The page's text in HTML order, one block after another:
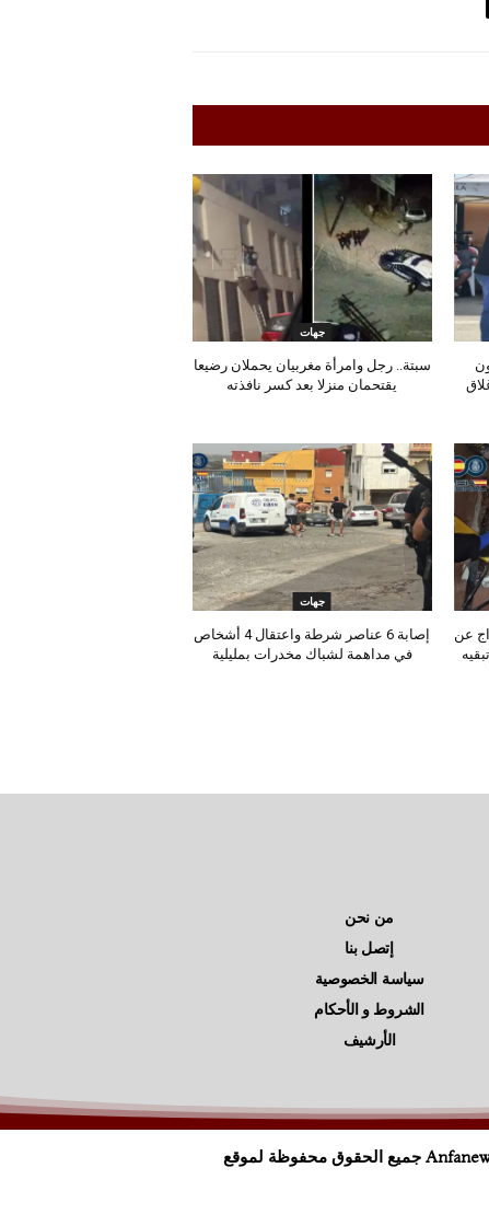
جهات
سبتة.. رجل وامرأة مغربيان يحملان رضيعا
يقتحمان منزلا بعد كسر نافذته
عن
جهات
إصابة 6 عناصر شرطة واعتقال 4 أشخاص
في مداهمة لشباك مخدرات بمليلية
من نحن
إتصل بنا
سياسة الخصوصية
الشروط و الأحكام
الأرشيف